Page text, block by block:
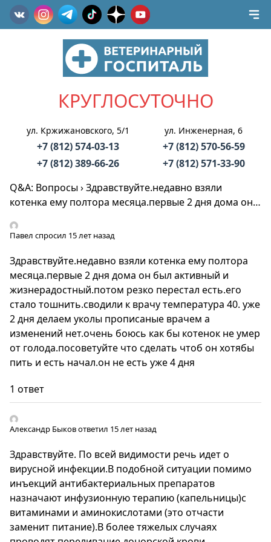
КРУГЛОСУТОЧНО
ул. Кржижановского, 5/1
+7 (812) 574-03-13
+7 (812) 389-66-26
ул. Инженерная, 6
+7 (812) 570-56-59
+7 (812) 571-33-90
Q&A: Вопросы›Здравствуйте.недавно взяли
котенка ему полтора месяца.первые 2 дня дома он…
Павел спросил 15 лет назад
Здравствуйте.недавно взяли котенка ему полтора
месяца.первые 2 дня дома он был активный и
жизнерадостный.потом резко перестал есть.его
стало тошнить.сводили к врачу температура 40. уже
2 дня делаем уколы прописаные врачем а
изменений нет.очень боюсь как бы котенок не умер
от голода.посоветуйте что сделать чтоб он хотябы
пить и есть начал.он не есть уже 4 дня
1 ответ
Александр Быковответил 15 лет назад
Здравствуйте. По всей видимости речь идет о
вирусной инфекции.В подобной ситуации помимо
инъекций антибактериальных препаратов
назначают инфузионную терапию (капельницы)с
витаминами и аминокислотами (это отчасти
заменит питание).В более тяжелых случаях